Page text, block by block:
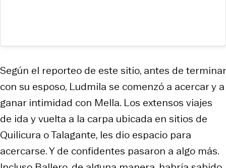
Según el reporteo de este sitio, antes de terminar
con su esposo, Ludmila se comenzó a acercar y a
ganar intimidad con Mella. Los extensos viajes
de ida y vuelta a la carpa ubicada en sitios de
Quilicura o Talagante, les dio espacio para
acercarse. Y de confidentes pasaron a algo más.